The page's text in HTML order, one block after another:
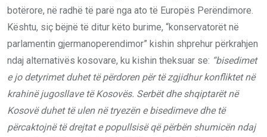
botërore, në radhë të parë nga ato të Europës Perëndimore.
Kështu, siç bëjnë të ditur këto burime, “konservatorët në
parlamentin gjermanoperendimor” kishin shprehur përkrahjen
ndaj alternativës kosovare, ku kishin theksuar se: “bisedimet
e jo detyrimet duhet të përdoren për të zgjidhur konfliktet në
krahinë jugosllave të Kosovës. Serbët dhe shqiptarët në
Kosovë duhet të ulen në tryezën e bisedimeve dhe të
përcaktojnë të drejtat e popullsisë që përbën shumicën ndaj